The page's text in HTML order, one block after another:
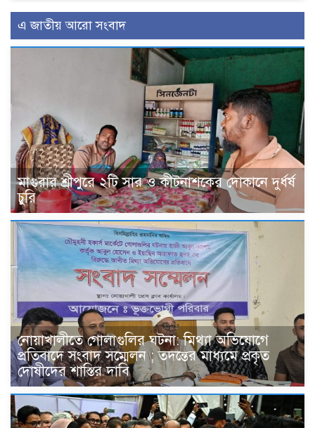
এ জাতীয় আরো সংবাদ
মাগুরার শ্রীপুরে ২টি সার ও কীটনাশকের দোকানে দুর্ধর্ষ
চুরি
নোয়াখালীতে গোলাগুলির ঘটনা: মিথ্যা অভিযোগে
প্রতিবাদে সংবাদ সম্মেলন ; তদন্তের মাধ্যমে প্রকৃত
দোষীদের শাস্তির দাবি